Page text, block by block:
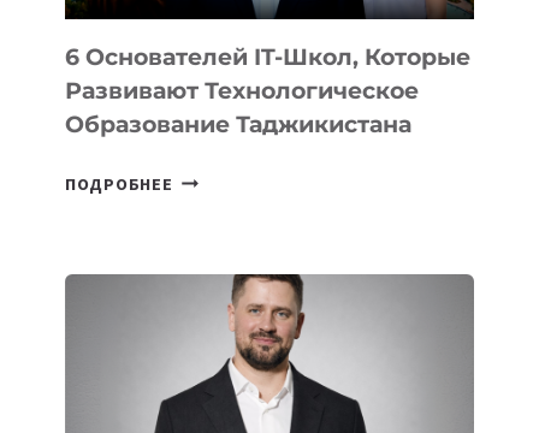
6 Основателей IT-Школ, Которые
Развивают Технологическое
Образование Таджикистана
ПОДРОБНЕЕ 6
КОТОРЫЕ
РАЗВИВАЮТ
ТЕХНОЛОГИЧЕСКОЕ
ОБРАЗОВАНИЕ
ТАДЖИКИСТАНА